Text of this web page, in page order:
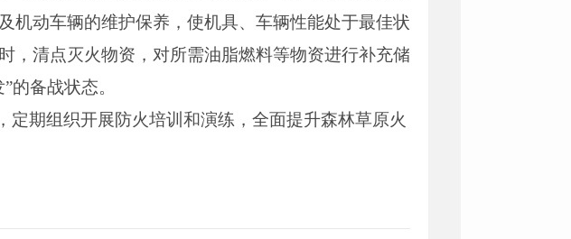
机动车辆的维护保养，使机具、车辆性能处于最佳状
，清点灭火物资，对所需油脂燃料等物资进行补充储
的备战状态。
期组织开展防火培训和演练，全面提升森林草原火